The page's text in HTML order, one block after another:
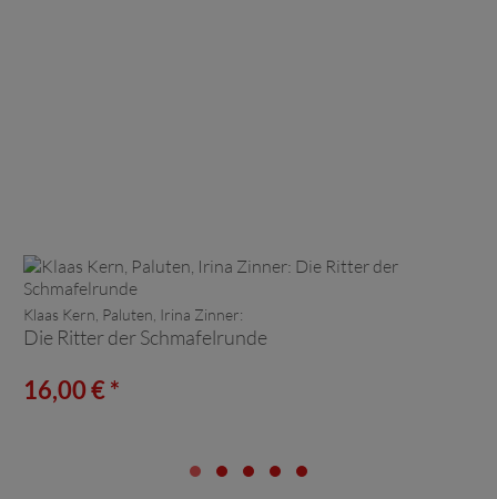
Klaas Kern, Paluten, Irina Zinner:
Die Ritter der Schmafelrunde
16,00 € *